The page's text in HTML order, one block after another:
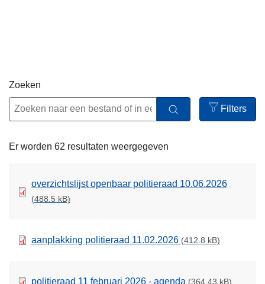
Zoeken
Filters
Open
Er worden 62 resultaten weergegeven
overzichtslijst openbaar politieraad 10.06.2026
(488.5 kB)
aanplakking politieraad 11.02.2026 (412.8 kB)
politieraad 11 februari 2026 - agenda (364.43 kB)